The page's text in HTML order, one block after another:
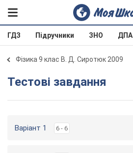
ГДЗ Підручники ЗНО ДПА
Фізика 9 клас В. Д. Сиротюк 2009
Тестові завдання
Варіант 1 6 - 6